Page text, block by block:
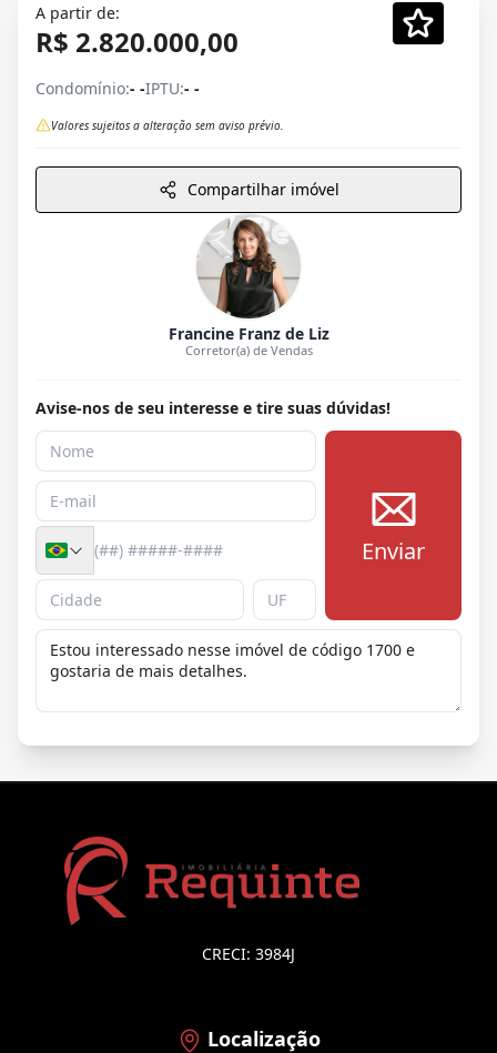
A partir de:
R$ 2.820.000,00
Condomínio:- -IPTU:- -
Valores sujeitos a alteração sem aviso prévio.
Compartilhar imóvel
Francine Franz de Liz
Corretor(a) de Vendas
Avise-nos de seu interesse e tire suas dúvidas!
Enviar
CRECI: 3984J
Localização